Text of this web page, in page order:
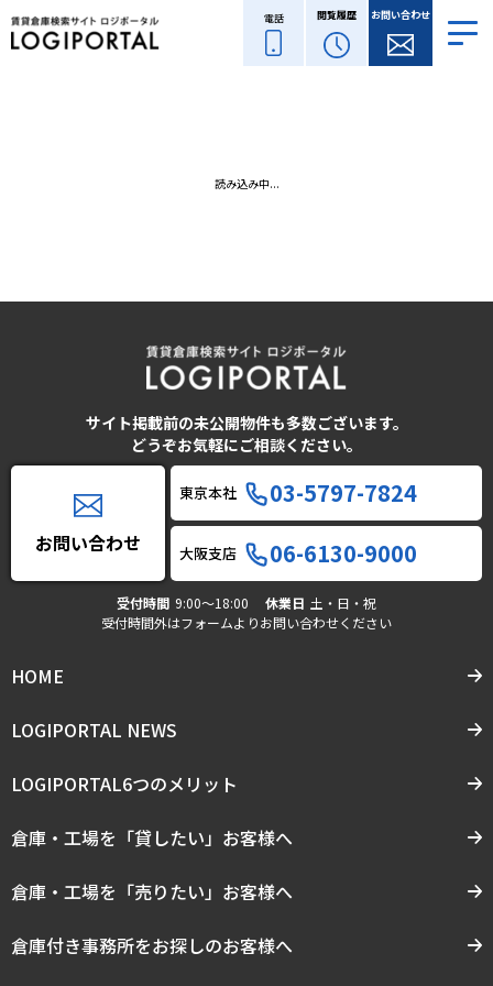
電話 閲覧履歴 お問い合わせ
読み込み中...
サイト掲載前の未公開物件も多数ございます。
どうぞお気軽にご相談ください。
お問い合わせ
東京本社 03-5797-7824
大阪支店 06-6130-9000
受付時間 9:00〜18:00 休業日 土・日・祝
受付時間外はフォームよりお問い合わせください
HOME
LOGIPORTAL NEWS
LOGIPORTAL6つのメリット
倉庫・工場を「貸したい」お客様へ
倉庫・工場を「売りたい」お客様へ
倉庫付き事務所をお探しのお客様へ